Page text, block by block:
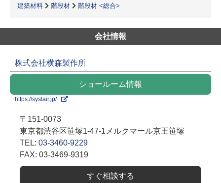
建築材料
階段材 階段材 <総合>
会社情報
株式会社横森製作所
ショールーム情報
https://systair.jp/
〒151-0073
東京都渋谷区笹塚1-47-1メルクマール京王笹塚
TEL: 03-3460-9229
FAX: 03-3469-9319
すぐ相談する